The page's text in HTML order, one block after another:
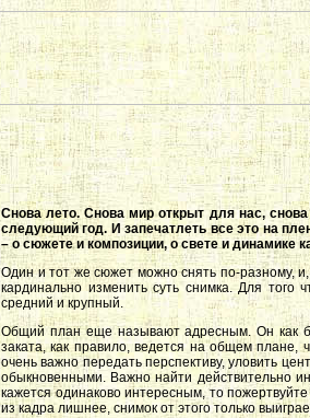
Снова лето. Снова мир открыт для нас,
следующий год. И запечатлеть все это на
– о сюжете и композиции, о свете и динамике
Один и тот же сюжет можно снять по-разному,
кардинально изменить суть снимка. Для того
средний и крупный.
Общий план еще называют адресным. Он как
заката, как правило, ведется на общем плане,
очень важно передать перспективу, уловить
обыкновенными. Важно найти действительно
кажется одинаково интересным, то
из кадра лишнее, снимок от этого только